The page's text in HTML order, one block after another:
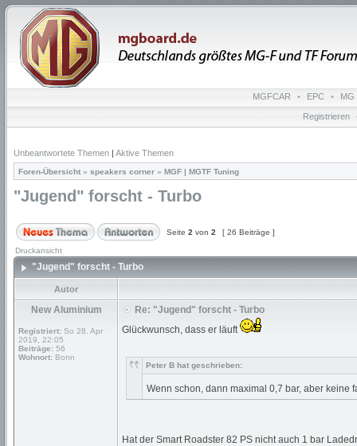
MGFCAR • EPC • MG
Registrieren
Unbeantwortete Themen | Aktive Themen
Foren-Übersicht » speakers corner » MGF | MGTF Tuning
"Jugend" forscht - Turbo
Seite 2 von 2 [ 26 Beiträge ]
Druckansicht
"Jugend" forscht - Turbo
Autor
New Aluminium
Registriert: So 28. Apr
2019, 22:05
Beiträge: 56
Wohnort: Bonn
Re: "Jugend" forscht - Turbo
Glückwunsch, dass er läuft
Peter B hat geschrieben:
Wenn schon, dann maximal 0,7 bar, aber keine
Hat der Smart Roadster 82 PS nicht auch 1 bar